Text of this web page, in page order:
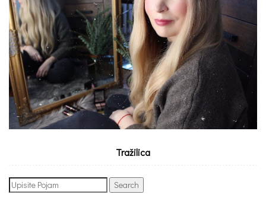
Tražilica
Search
for: